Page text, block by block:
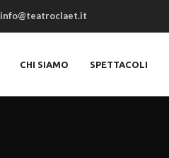
info@teatroclaet.it
CHI SIAMO SPETTACOLI